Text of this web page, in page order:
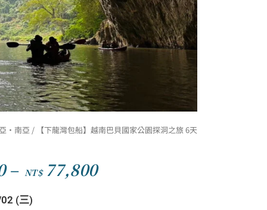
·南亞 / 【下龍灣包船】越南巴貝國家公園探洞之旅 6天
– NT$ 77,800價
(三)